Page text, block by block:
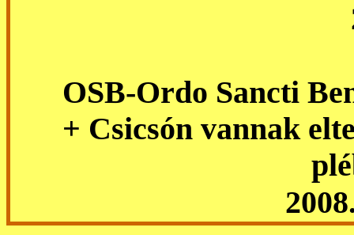
OSB-Ordo Sancti
+ Csicsón vannak
2008.